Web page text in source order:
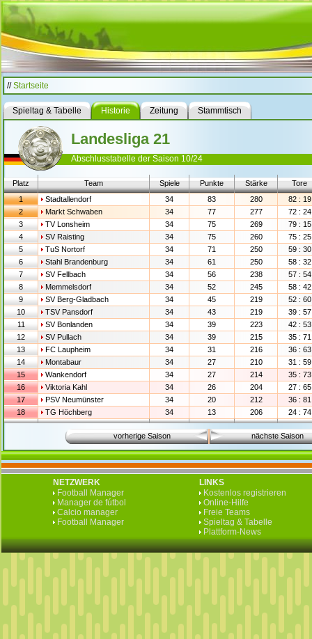
//Startseite
Spieltag & Tabelle Historie Zeitung Stammtisch
Landesliga 21
Abschlusstabelle der Saison 10/24
Platz Team Spiele Punkte Stärke
Tore
1
Stadtallendorf 34 83 280
82 : 19
2
Markt Schwaben 34 77 277
72 : 24
3
TV Lonsheim 34 75 269
79 : 15
4
SV Raisting 34 75 260
75 : 25
5
TuS Nortorf 34 71 250
59 : 30
6
Stahl Brandenburg 34 61 250
58 : 32
7
SV Fellbach 34 56 238
57 : 54
8
Memmelsdorf 34 52 245
58 : 42
9
SV Berg-Gladbach 34 45 219
52 : 60
10
TSV Pansdorf 34 43 219
39 : 57
11
SV Bonlanden 34 39 223
42 : 53
12
SV Pullach 34 39 215
35 : 71
13
FC Laupheim 34 31 216
36 : 63
14
Montabaur 34 27 210
31 : 59
15
Wankendorf 34 27 214
35 : 73
16
Viktoria Kahl 34 26 204
27 : 65
17
PSV Neumünster 34 20 212
36 : 81
18
TG Höchberg 34 13 206 24 : 74
vorherige Saison nächste Saison
NETZWERK
Football Manager
Manager de fútbol
Calcio manager
Football Manager
LINKS
Kostenlos registrieren
Online-Hilfe
Freie Teams
Spieltag & Tabelle
Plattform-News